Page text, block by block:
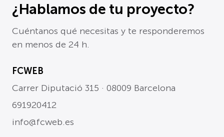
¿Hablamos de tu proyecto?
Cuéntanos qué necesitas y te responderemos
en menos de 24 h.
FCWEB
Carrer Diputació 315 · 08009 Barcelona
691920412
info@fcweb.es